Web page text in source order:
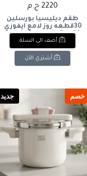
2220 ج.م
طقم ديليسيا بورسلين
30قطعه روز لامع ايفوري
Delicia Porcelain Set, 30
Pieces, Rose Ivory Glossy
أضف الى السلة
أشتري الآن
خصم جديد